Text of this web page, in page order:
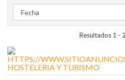
Resultados 1 -
HOSTELERIA Y TURISMO